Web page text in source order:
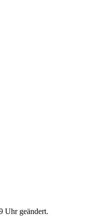
Uhr geändert.